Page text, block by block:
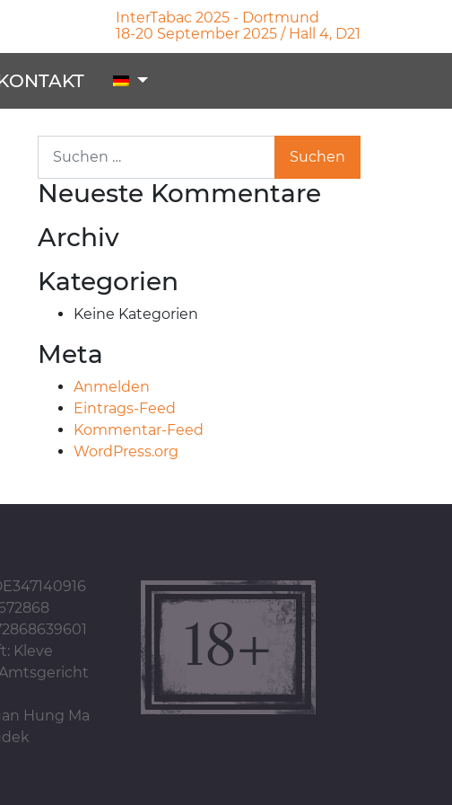
InterTabac 2025 - Dortmund
18-20 September 2025 / Hall 4, D21
Neueste Kommentare
Archiv
Kategorien
Keine Kategorien
Meta
Anmelden
Eintrags-Feed
Kommentar-Feed
WordPress.org
Kleve
Hung Ma